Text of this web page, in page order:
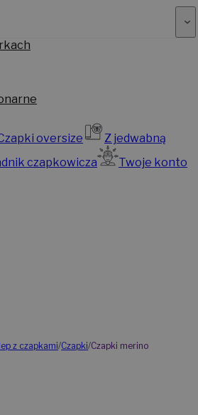
oversize
Z jedwabną
czapkowicza
Twoje konto
z czapkami/Czapki/Czapki merino